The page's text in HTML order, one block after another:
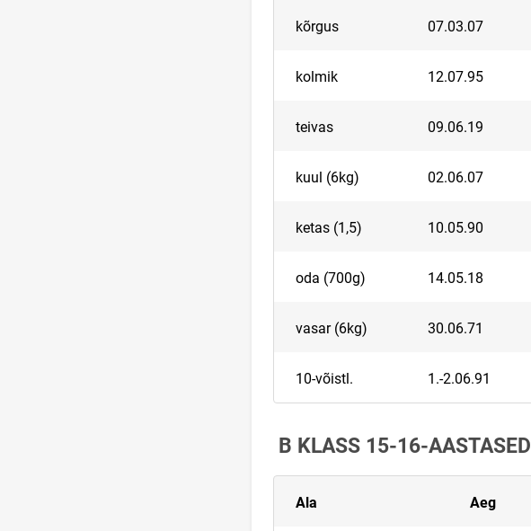
kõrgus 07.03.07
kolmik 12.07.95
teivas 09.06.19
kuul (6kg) 02.06.07
ketas (1,5) 10.05.90
oda (700g) 14.05.18
vasar (6kg) 30.06.71
10-võistl. 1.-2.06.91
B KLASS 15-16-AASTASED
Ala Aeg